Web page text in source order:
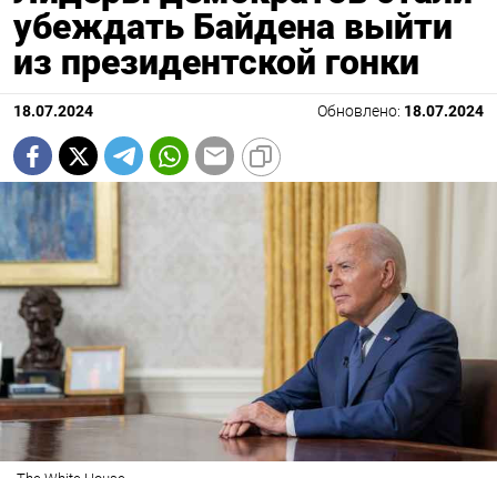
убеждать Байдена выйти
из президентской гонки
18.07.2024 Обновлено: 18.07.2024